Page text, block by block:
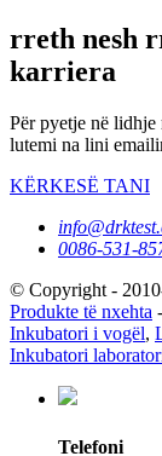
rreth nesh
karriera
Për pyetje në lidhje
lutemi na lini
KËRKESË TANI
0086-531-
© Copyright -
Produkte të nxehta -
Inkubatori i vogël,
Inkubatori
Telefoni